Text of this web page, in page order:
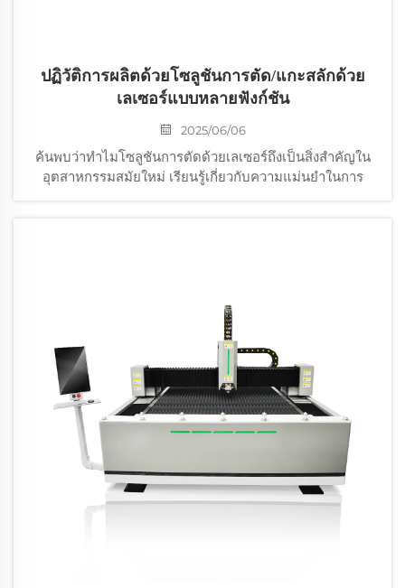
ปฏิวัติการผลิตด้วยโซลูชันการตัด/แกะสลักด้วย
เลเซอร์แบบหลายฟังก์ชัน
2025/06/06
ค้นพบว่าทำไมโซลูชันการตัดด้วยเลเซอร์ถึงเป็นสิ่งสำคัญใน
อุตสาหกรรมสมัยใหม่ เรียนรู้เกี่ยวกับความแม่นยำในการ